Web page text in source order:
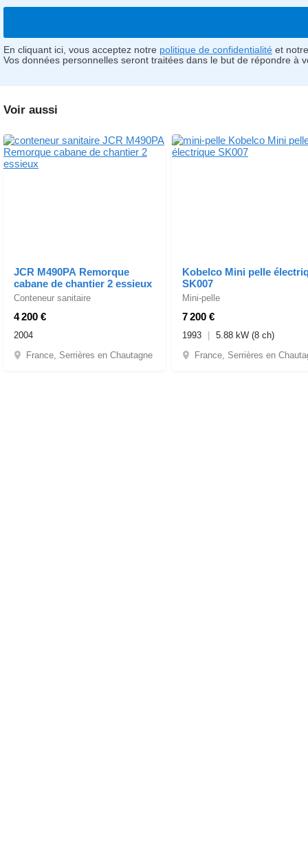
En cliquant ici, vous acceptez notre politique de confidentialité et
Vos données personnelles seront traitées dans le but de répondre à
Voir aussi
JCR M490PA Remorque
cabane de chantier 2 essieux
4 200 €
Conteneur sanitaire
2004
France, Serrières en Chautagne
Kobelco Mini pelle
SK007
7 200 €
Mini-pelle
1993
5.88 kW (8 ch)
France, Serrières en